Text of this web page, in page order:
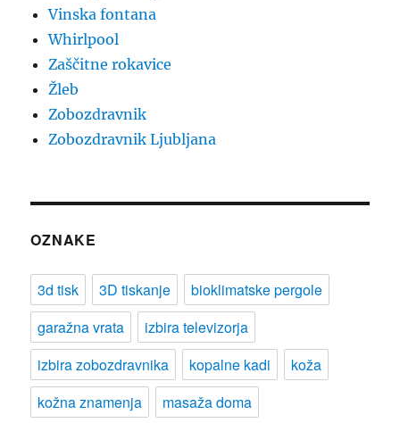
Vinska fontana
Whirlpool
Zaščitne rokavice
Žleb
Zobozdravnik
Zobozdravnik Ljubljana
OZNAKE
3d tisk 3D tiskanje
bioklimatske pergole
garažna vrata
izbira televizorja
izbira zobozdravnika
kopalne kadi
koža
kožna znamenja
masaža doma